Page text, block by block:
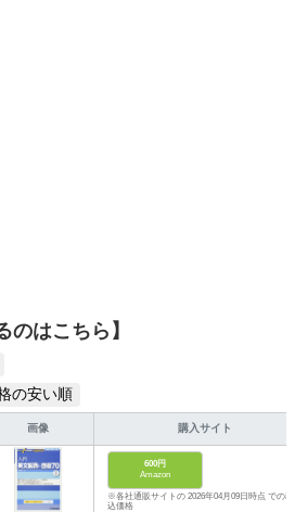
のはこちら】
の安い順
画像 購入サイト
600円
Amazon
※各社通販サイトの 2026年04月09日時点 での税
込価格